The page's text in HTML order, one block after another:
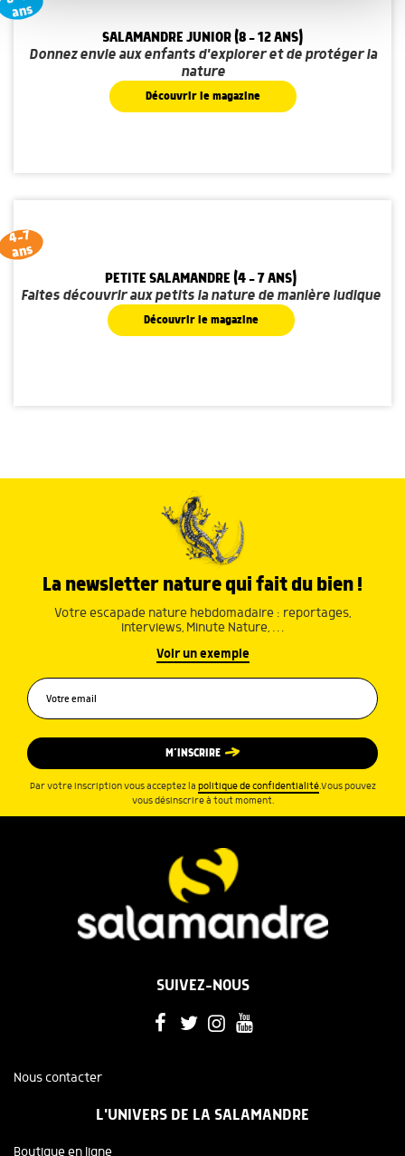
avec d'autres informations que vous leur avez fournies
ou qu'ils ont collectées lors de votre utilisation de leurs
ans
SALAMANDRE JUNIOR (8 - 12 ANS)
Donnez envie aux enfants d'explorer et de protéger la
nature
Découvrir le magazine
4-7
ans
PETITE SALAMANDRE (4 - 7 ANS)
Faites découvrir aux petits la nature de manière ludique
Découvrir le magazine
La newsletter nature qui fait du bien !
Votre escapade nature hebdomadaire : reportages,
interviews, Minute Nature, …
Voir un exemple
M’INSCRIRE
Par votre inscription vous acceptez la politique de confidentialité.Vous pouvez
vous désinscrire à tout moment.
SUIVEZ-NOUS
Nous contacter
L'UNIVERS DE LA SALAMANDRE
Boutique en ligne